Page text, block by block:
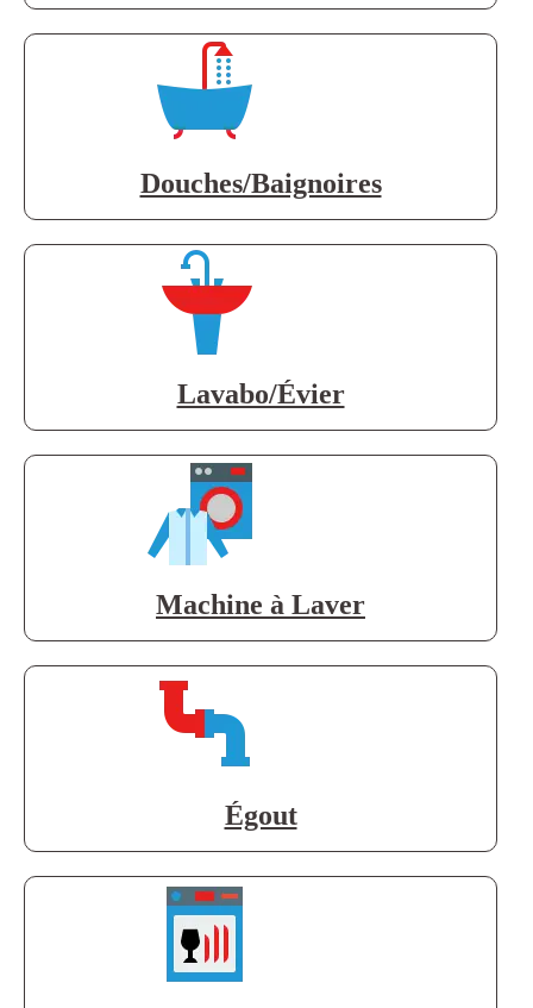
Douches/Baignoires
Lavabo/Évier
Machine à Laver
Égout